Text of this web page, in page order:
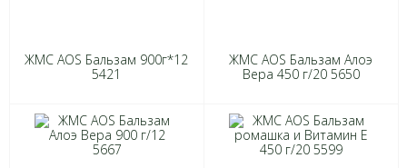
ЖМС AOS Бальзам 900г*12
5421
ЖМС AOS Бальзам Алоэ
Вера 450 г/20 5650